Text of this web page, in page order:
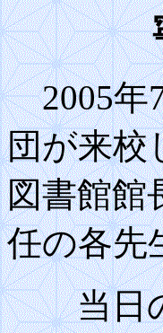
2005年7
団が来校
図書館館
任の各先
当日の